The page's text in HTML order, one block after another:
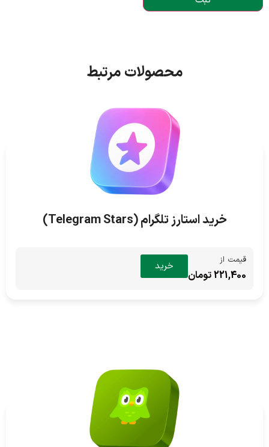
محصولات مرتبط
خرید استارز تلگرام (Telegram Stars)
قیمت از
221,400 تومان
خرید